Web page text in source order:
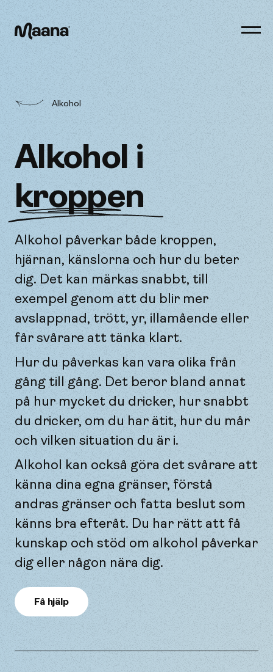
Alkohol
Alkohol i
kroppen
Alkohol påverkar både kroppen,
hjärnan, känslorna och hur du beter
dig. Det kan märkas snabbt, till
exempel genom att du blir mer
avslappnad, trött, yr, illamående eller
får svårare att tänka klart.
Hur du påverkas kan vara olika från
gång till gång. Det beror bland annat
på hur mycket du dricker, hur snabbt
du dricker, om du har ätit, hur du mår
och vilken situation du är i.
Alkohol kan också göra det svårare att
känna dina egna gränser, förstå
andras gränser och fatta beslut som
känns bra efteråt. Du har rätt att få
kunskap och stöd om alkohol påverkar
dig eller någon nära dig.
Få hjälp